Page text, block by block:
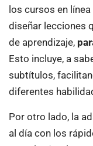
los cursos en
diseñar lecciones
de aprendizaje,
Esto incluye, a
subtítulos,
diferentes
Por otro lado, la
al día con los